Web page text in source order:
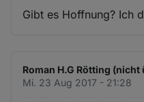
Gibt es Hoffnung? Ich
Roman H.G Rötting
Mi. 23 Aug 2017 - 21:28